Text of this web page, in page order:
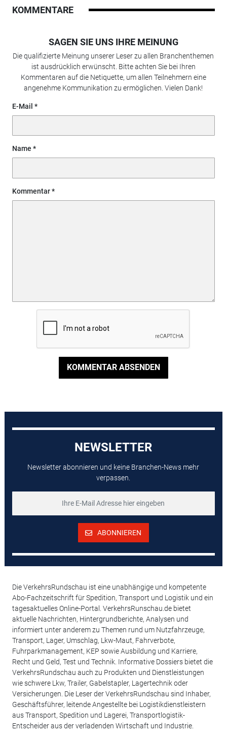
KOMMENTARE
SAGEN SIE UNS IHRE MEINUNG
Die qualifizierte Meinung unserer Leser zu allen Branchenthemen
ist ausdrücklich erwünscht. Bitte achten Sie bei Ihren
Kommentaren auf die Netiquette, um allen Teilnehmern eine
angenehme Kommunikation zu ermöglichen. Vielen Dank!
E-Mail
Name
Kommentar
KOMMENTAR ABSENDEN
NEWSLETTER
Newsletter abonnieren und keine Branchen-News mehr
verpassen.
ABONNIEREN
Die VerkehrsRundschau ist eine unabhängige und kompetente
Abo-Fachzeitschrift für Spedition, Transport und Logistik und ein
tagesaktuelles Online-Portal. VerkehrsRunschau.de bietet
aktuelle Nachrichten, Hintergrundberichte, Analysen und
informiert unter anderem zu Themen rund um Nutzfahrzeuge,
Transport, Lager, Umschlag, Lkw-Maut, Fahrverbote,
Fuhrparkmanagement, KEP sowie Ausbildung und Karriere,
Recht und Geld, Test und Technik. Informative Dossiers bietet die
VerkehrsRundschau auch zu Produkten und Dienstleistungen
wie schwere Lkw, Trailer, Gabelstapler, Lagertechnik oder
Versicherungen. Die Leser der VerkehrsRundschau sind Inhaber,
Geschäftsführer, leitende Angestellte bei Logistikdienstleistern
aus Transport, Spedition und Lagerei, Transportlogistik-
Entscheider aus der verladenden Wirtschaft und Industrie.